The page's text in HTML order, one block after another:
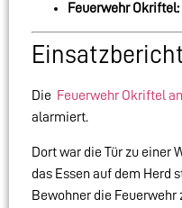
Feuerwehr Okriftel:
Die Feuerwehr Okriftel
alarmiert.
Dort war die Tür zu einer
das Essen auf dem Herd
Bewohner die Feuerwehr